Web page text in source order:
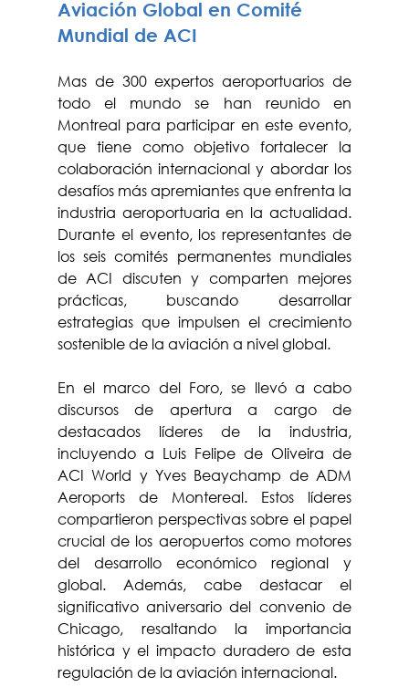
Aviación Global en Comité
Mundial de ACI
Mas de 300 expertos aeroportuarios de
todo el mundo se han reunido en
Montreal para participar en este evento,
que tiene como objetivo fortalecer la
colaboración internacional y abordar los
desafíos más apremiantes que enfrenta la
industria aeroportuaria en la actualidad.
Durante el evento, los representantes de
los seis comités permanentes mundiales
de ACI discuten y comparten mejores
prácticas, buscando desarrollar
estrategias que impulsen el crecimiento
sostenible de la aviación a nivel global.
En el marco del Foro, se llevó a cabo
discursos de apertura a cargo de
destacados líderes de la industria,
incluyendo a Luis Felipe de Oliveira de
ACI World y Yves Beaychamp de ADM
Aeroports de Montereal. Estos líderes
compartieron perspectivas sobre el papel
crucial de los aeropuertos como motores
del desarrollo económico regional y
global. Además, cabe destacar el
significativo aniversario del convenio de
Chicago, resaltando la importancia
histórica y el impacto duradero de esta
regulación de la aviación internacional.